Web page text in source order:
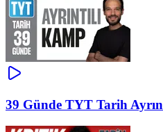
39 Günde TYT Tarih